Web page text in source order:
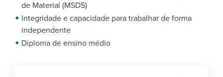
de Material (MSDS)
Integridade e capacidade para trabalhar de forma
independente
Diploma de ensino médio